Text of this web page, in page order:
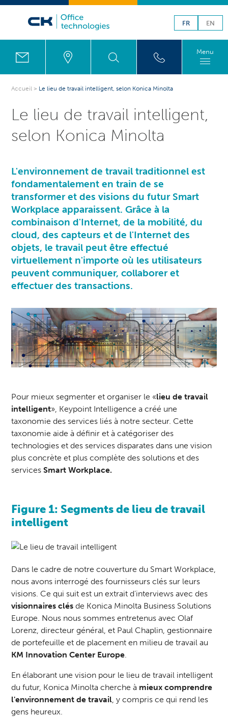
FR EN
Menu
Accueil > Le lieu de travail intelligent, selon Konica Minolta
Le lieu de travail intelligent,
selon Konica Minolta
L'environnement de travail traditionnel est
fondamentalement en train de se
transformer et des visions du futur Smart
Workplace apparaissent. Grâce à la
combinaison d'Internet, de la mobilité, du
cloud, des capteurs et de l'Internet des
objets, le travail peut être effectué
virtuellement n'importe où les utilisateurs
peuvent communiquer, collaborer et
effectuer des transactions.
Pour mieux segmenter et organiser le «lieu de travail
intelligent», Keypoint Intelligence a créé une
taxonomie des services liés à notre secteur. Cette
taxonomie aide à définir et à catégoriser des
technologies et des services disparates dans une vision
plus concrète et plus complète des solutions et des
servicesSmart Workplace.
Figure 1: Segments de lieu de travail
intelligent
Dans le cadre de notre couverture du Smart Workplace,
nous avons interrogé des fournisseurs clés sur leurs
visions. Ce qui suit est un extrait d’interviews avec des
visionnaires clés de Konica Minolta Business Solutions
Europe. Nous nous sommes entretenus avec Olaf
Lorenz, directeur général, et Paul Chaplin, gestionnaire
de portefeuille et de placement en milieu de travail au
KM Innovation Center Europe
En élaborant une vision pour le lieu de travail intelligent
du futur, Konica Minolta cherche à mieux comprendre
l'environnement de travail , y compris ce qui rend les
gens heureux.